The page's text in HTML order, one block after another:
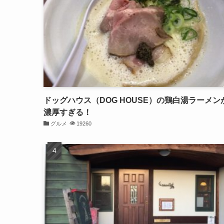
ドッグハウス（DOG HOUSE）の鶏白湯ラーメン
濃厚すぎる！
グルメ 19260